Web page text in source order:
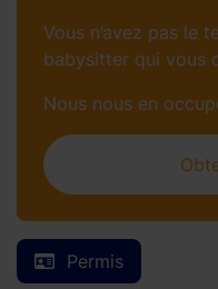
Permis
Vous n’avez pas le
babysitter qui vous
Nous nous en